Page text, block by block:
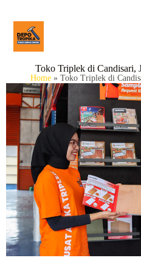
Toko Triplek di Candisari,
Home » Toko Triplek di